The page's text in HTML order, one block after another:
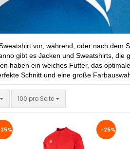
vor, während, oder nach dem
gibt es Jacken und Sweatshirts, die
haben ein weiches Futter, das
Schnitt und eine große
100 pro Seite
pro Seite
-25%